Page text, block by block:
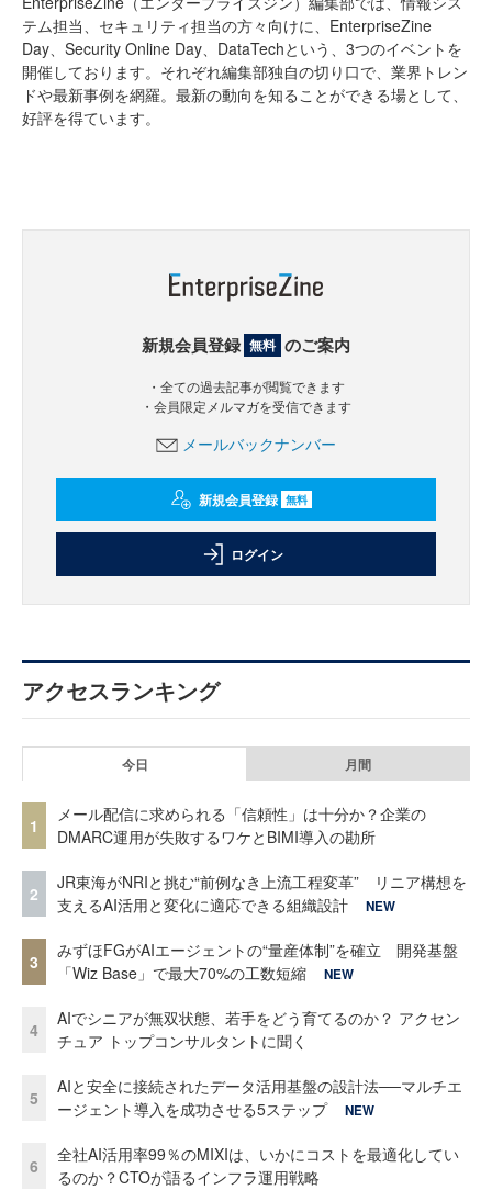
テム担当、セキュリティ担当の方々向けに、EnterpriseZine
Day、Security Online Day、DataTechという、3つのイベントを
開催しております。それぞれ編集部独自の切り口で、業界トレン
ドや最新事例を網羅。最新の動向を知ることができる場として、
好評を得ています。
新規会員登録 無料 のご案内
・全ての過去記事が閲覧できます
・会員限定メルマガを受信できます
メールバックナンバー
新規会員登録 無料
ログイン
アクセスランキング
今日 月間
1
メール配信に求められる「信頼性」は十分か？企業の
DMARC運用が失敗するワケとBIMI導入の勘所
2
JR東海がNRIと挑む“前例なき上流工程変革” リニア構想を
支えるAI活用と変化に適応できる組織設計
NEW
3
みずほFGがAIエージェントの“量産体制”を確立 開発基盤
「Wiz Base」で最大70%の工数短縮
NEW
4
AIでシニアが無双状態、若手をどう育てるのか？ アクセン
チュア トップコンサルタントに聞く
5
AIと安全に接続されたデータ活用基盤の設計法──マルチエ
ージェント導入を成功させる5ステップ
NEW
6
全社AI活用率99％のMIXIは、いかにコストを最適化してい
るのか？CTOが語るインフラ運用戦略